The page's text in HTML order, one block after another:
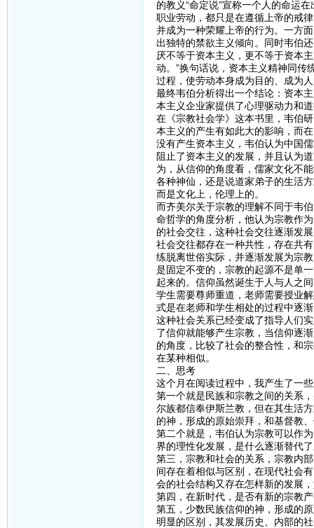
的教义“命定说”宣称一个人的命运
职业劳动，都只是在遵循上帝的戒
并成为一种荣耀上帝的行为。一方
出独特的禁欲主义倾向。同时韦伯
厌不等于资本主义，更不等于资本
动。”换句话说，资本主义精神同传
过程，使劳动本身成为目的、成为
最终韦伯分析得出一个结论：资本
本主义企业家提供了心理驱动力和
在《宗教社会学》这本书里，韦伯
本主义的产生有如此大的影响，而
没有产生资本主义，韦伯认为中国
阻止了资本主义的发展，并且认为
为，从信仰的角度看，儒家文化不
各种神仙，还是说道家弟子的生活
而是文化上，伦理上的。
而齐美尔关于宗教的理解不同于韦
命哲学的角度分析，他认为宗教作
的社会交往，这种社会交往逐渐发
社会交往都存在一种共性，存在共
练脱离世俗实际，并逐渐发展为宗
是固定不变的，宗教的起源不是单
起来的。信仰虽然诞生于人与人之
学生需要尊师重道，老师需要授业
式是在老师和学生相处的过程中逐
这种社会关系已经变成了指导人们
了信仰就能够产生宗教，当信仰逐
的角度，比较了社会的整合性，和
在某种相似。
二、思考
这个月在阅读过程中，我产生了一
第一个就是民族和宗教之间的关系
尔族都信奉伊斯兰教，但在其生活
的神，形成的原始崇拜，和基督教
第二个就是，韦伯认为宗教可以作
界的理性化发展，是什么逐渐替代
第三，宗教和社会的关系，宗教内
间存在着相似与区别，在现代社会
会的社会结构又存在怎样新的发展
第四，在新时代，是否有新的宗教
第五，少数民族信仰的神，形成的
明显的区别，其发展历史、内部的